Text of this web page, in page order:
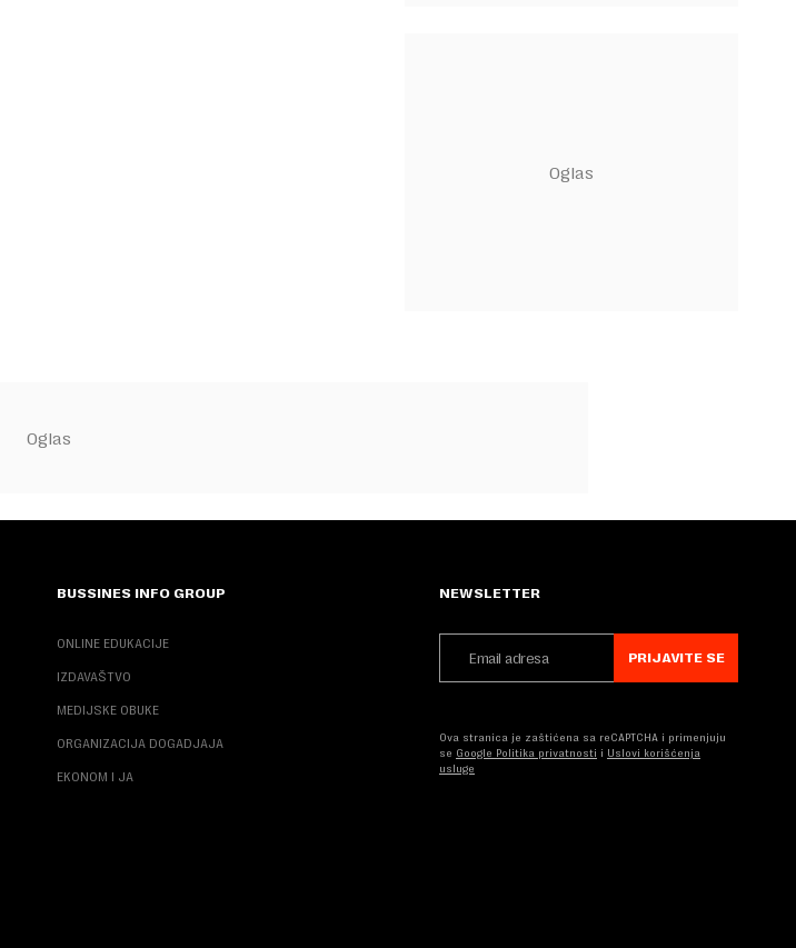
BUSSINES INFO GROUP
ONLINE EDUKACIJE
IZDAVAŠTVO
MEDIJSKE OBUKE
ORGANIZACIJA DOGADJAJA
EKONOM I JA
NEWSLETTER
PRIJAVITE SE
Ova stranica je zaštićena sa reCAPTCHA i primenjuju
se Google Politika privatnosti i Uslovi korišćenja
usluge